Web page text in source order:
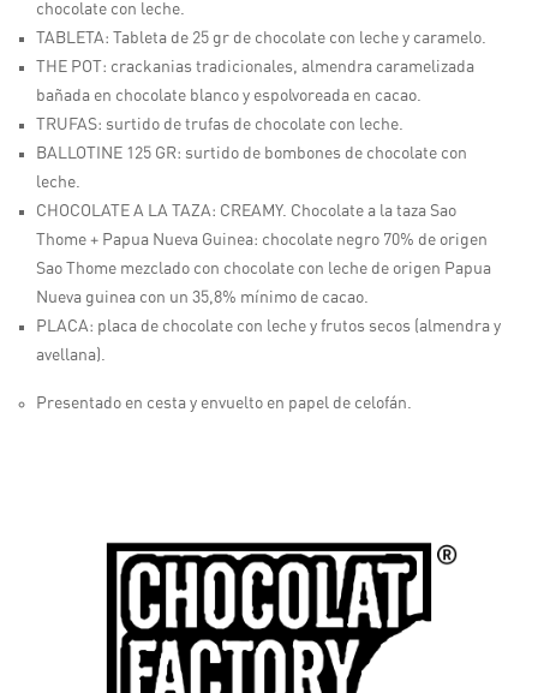
chocolate con leche.
TABLETA: Tableta de 25 gr de chocolate con leche y caramelo.
THE POT: crackanias tradicionales, almendra caramelizada
bañada en chocolate blanco y espolvoreada en cacao.
TRUFAS: surtido de trufas de chocolate con leche.
BALLOTINE 125 GR: surtido de bombones de chocolate con
leche.
CHOCOLATE A LA TAZA: CREAMY. Chocolate a la taza Sao
Thome + Papua Nueva Guinea: chocolate negro 70% de origen
Sao Thome mezclado con chocolate con leche de origen Papua
Nueva guinea con un 35,8% mínimo de cacao.
PLACA: placa de chocolate con leche y frutos secos (almendra y
avellana).
Presentado en cesta y envuelto en papel de celofán.